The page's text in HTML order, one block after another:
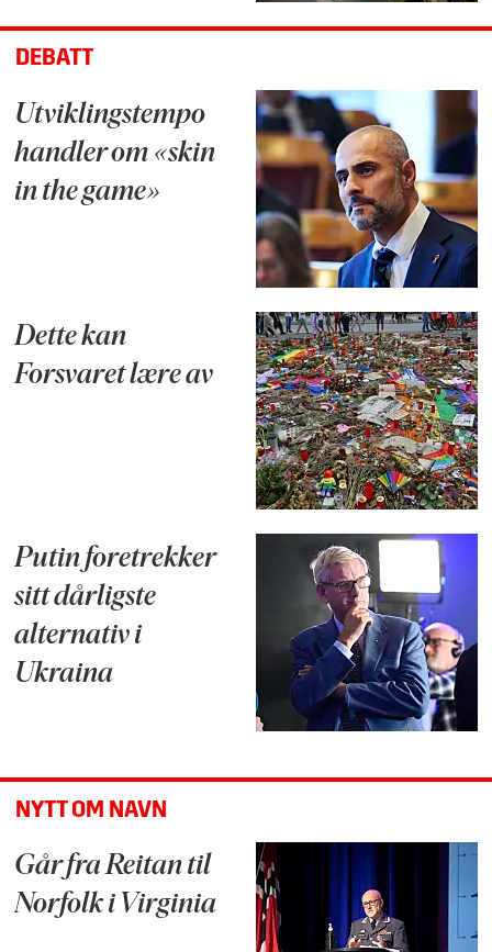
DEBATT
Utviklingstempo
handler om «skin
in the game»
Dette kan
Forsvaret lære av
Putin foretrekker
sitt dårligste
alternativ i
Ukraina
NYTT OM NAVN
Går fra Reitan til
Norfolk i Virginia